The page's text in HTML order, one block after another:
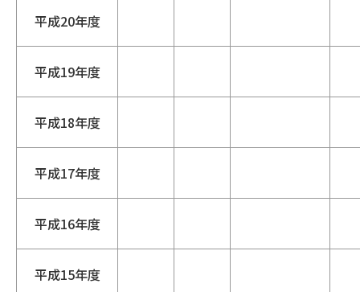
平成20年度
平成19年度
平成18年度
平成17年度
平成16年度
平成15年度